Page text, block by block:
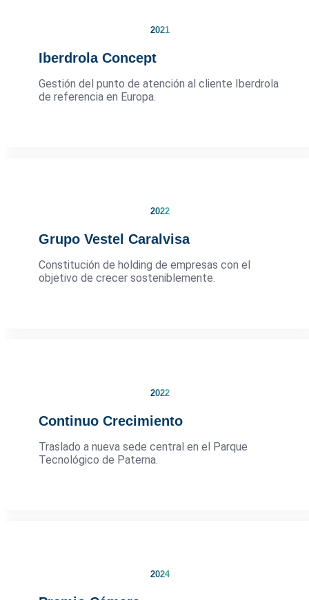
2021
Iberdrola Concept
Gestión del punto de atención al cliente Iberdrola
de referencia en Europa.
2022
Grupo Vestel Caralvisa
Constitución de holding de empresas con el
objetivo de crecer sosteniblemente.
2022
Continuo Crecimiento
Traslado a nueva sede central en el Parque
Tecnológico de Paterna.
2024